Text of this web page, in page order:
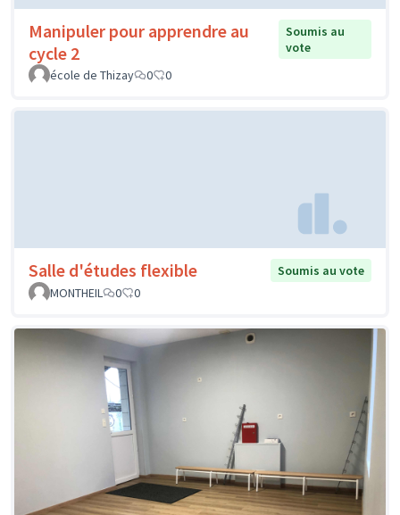
Manipuler pour apprendre au
cycle 2
Soumis au
vote
école de Thizay
0 0
Salle d'études flexible
Soumis au vote
MONTHEIL
0 0